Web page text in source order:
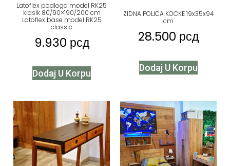
Latoflex podloga model RK25
klasik 80/90×190/200 cm
Latoflex base model RK25
classic
9.930 рсд
Dodaj U Korpu
ZIDNA POLICA KOCKE 19x35x94
cm
28.500 рсд
Dodaj U Korpu